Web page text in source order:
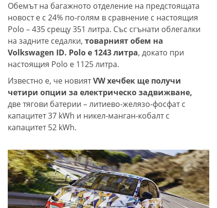
Обемът на багажното отделение на предстоящата
новост е с 24% по-голям в сравнение с настоящия
Polo – 435 срещу 351 литра. Със сгънати облегалки
на задните седалки, товарният обем на
Volkswagen ID. Polo е 1243 литра, докато при
настоящия Polo е 1125 литра.
Известно е, че новиятVW хечбек ще получи
четири опции за електрическо задвижване,
две тягови батерии – литиево-желязо-фосфат с
капацитет 37 kWh и никел-манган-кобалт с
капацитет 52 kWh.